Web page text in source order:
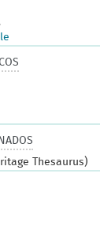
Thesaurus)